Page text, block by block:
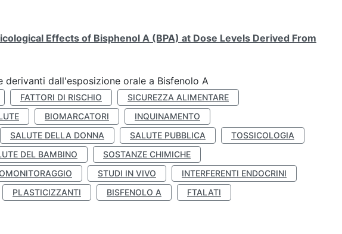
Effects of Bisphenol A (BPA) at Dose Levels Derived From
derivanti dall'esposizione orale a Bisfenolo A
FATTORI DI RISCHIO
SICUREZZA ALIMENTARE
BIOMARCATORI
INQUINAMENTO
SALUTE DELLA DONNA SALUTE PUBBLICA
TOSSICOLOGIA
DEL BAMBINO
SOSTANZE CHIMICHE
STUDI IN VIVO
INTERFERENTI ENDOCRINI
PLASTICIZZANTI BISFENOLO A
FTALATI